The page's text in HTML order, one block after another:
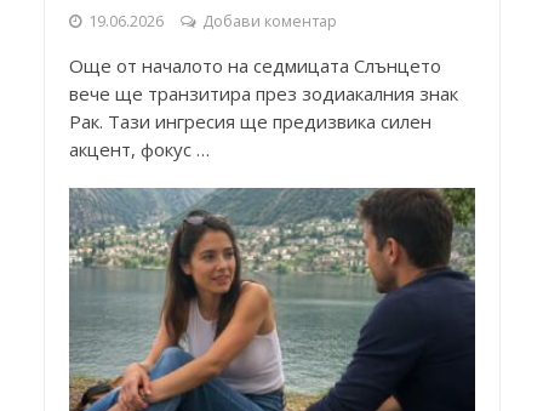
19.06.2026 Добави коментар
Още от началото на седмицата Слънцето
вече ще транзитира през зодиакалния знак
Рак. Тази ингресия ще предизвика силен
акцент, фокус …